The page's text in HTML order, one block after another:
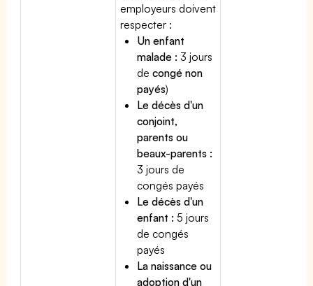
employeurs doivent
respecter :
Un enfant
malade : 3 jours
decongé non
payés)
Le décès d'un
conjoint,
parents ou
beaux-parents :
3 jours de
congés payés
Le décès d'un
enfant : 5 jours
de congés
payés
La naissance ou
adoption d'un